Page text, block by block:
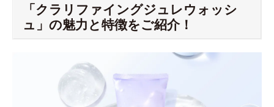
「クラリファイングジュレウォッシ
ュ」の魅力と特徴をご紹介！